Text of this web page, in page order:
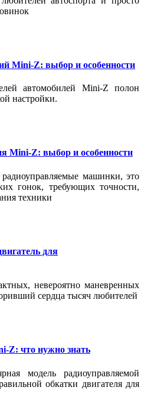
Mini-Z: выбор и особенности
автомобилей Mini-Z полон
настройки.
Mini-Z: выбор и особенности
машинки, это
гонок, требующих точности,
техники
для
невероятно маневренных
сердца тысяч любителей
Z: что нужно знать
модель радиоуправляемой
обкатки двигателя для